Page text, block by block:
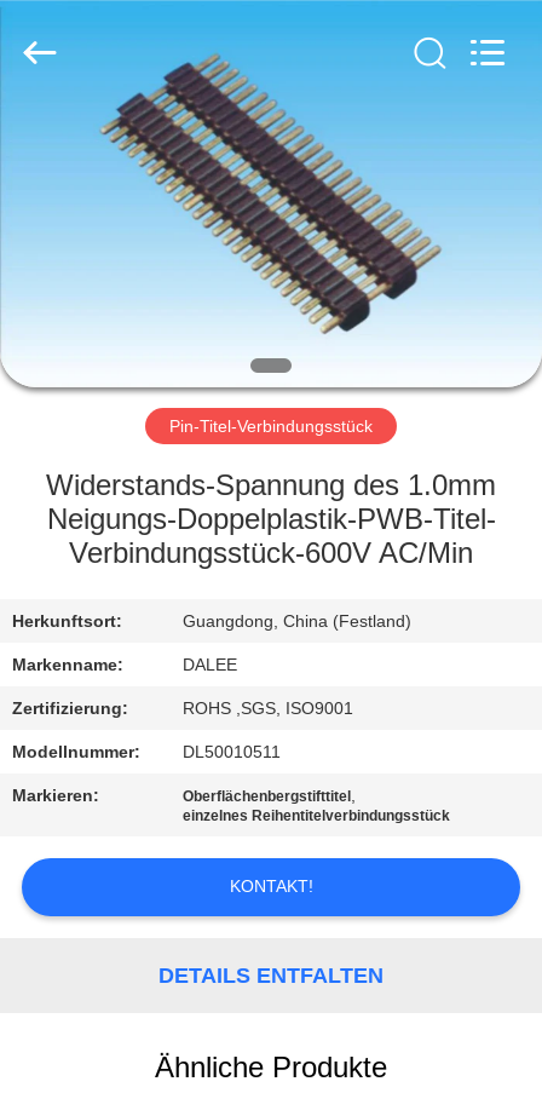
PRODUKTE
FABRIK-
AUSFLUG
QUALITÄTSKONTROLLE
SIE
MIT
UNS
IN
VERBINDUNG
FORDERN
SIE
Ltd..
Reserved.
Developed
Pin-Titel-Verbindungsstück
Widerstands-Spannung des 1.0mm
Neigungs-Doppelplastik-PWB-Titel-
Verbindungsstück-600V AC/Min
Herkunftsort: Guangdong, China (Festland)
Markenname: DALEE
Zertifizierung: ROHS ,SGS, ISO9001
Modellnummer: DL50010511
Markieren: Oberflächenbergstifttitel ,
einzelnes Reihentitelverbindungsstück
KONTAKT!
DETAILS ENTFALTEN
Ähnliche Produkte